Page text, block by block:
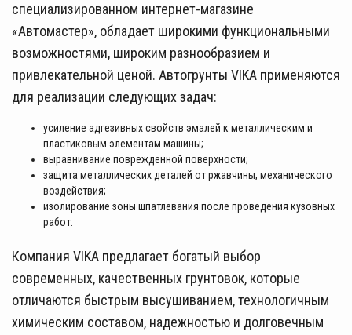
специализированном интернет-магазине
«Автомастер», обладает широкими функциональными
возможностями, широким разнообразием и
привлекательной ценой. Автогрунты VIKA применяются
для реализации следующих задач:
усиление адгезивных свойств эмалей к металлическим и
пластиковым элементам машины;
выравнивание поврежденной поверхности;
защита металлических деталей от ржавчины, механического
воздействия;
изолирование зоны шпатлевания после проведения кузовных
работ.
Компания VIKA предлагает богатый выбор
современных, качественных грунтовок, которые
отличаются быстрым высушиванием, технологичным
химическим составом, надежностью и долговечным